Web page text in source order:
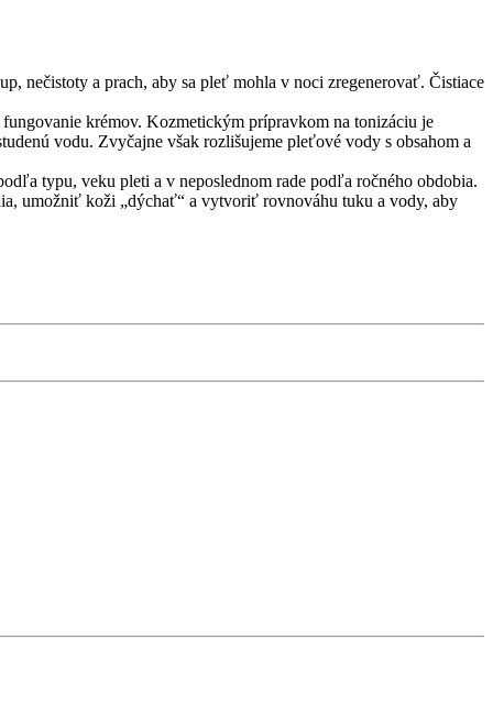
nečistoty a prach, aby sa pleť mohla v noci zregenerovať. Čistiace
krémov. Kozmetickým prípravkom na tonizáciu je
vodu. Zvyčajne však rozlišujeme pleťové vody s obsahom a
typu, veku pleti a v neposlednom rade podľa ročného obdobia.
umožniť koži „dýchať“ a vytvoriť rovnováhu tuku a vody, aby